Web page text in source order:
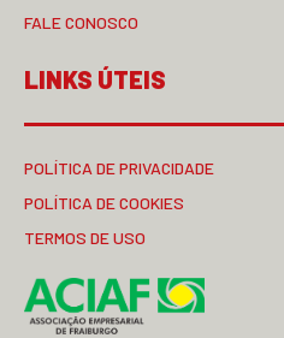
FALE CONOSCO
LINKS ÚTEIS
POLÍTICA DE PRIVACIDADE
POLÍTICA DE COOKIES
TERMOS DE USO